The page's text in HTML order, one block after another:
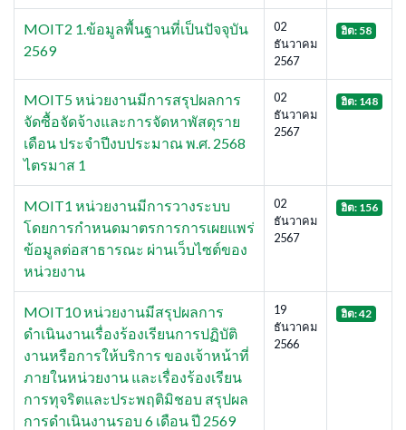
MOIT2 1.ข้อมูลพื้นฐานที่เป็นปัจจุบัน
2569
02
ธันวาคม
2567
ฮิต: 58
MOIT5 หน่วยงานมีการสรุปผลการ
จัดซื้อจัดจ้างและการจัดหาพัสดุราย
เดือน ประจำปีงบประมาณ พ.ศ. 2568
ไตรมาส 1
02
ธันวาคม
2567
ฮิต: 148
MOIT1 หน่วยงานมีการวางระบบ
โดยการกำหนดมาตรการการเผยแพร่
ข้อมูลต่อสาธารณะ ผ่านเว็บไซต์ของ
หน่วยงาน
02
ธันวาคม
2567
ฮิต: 156
MOIT10 หน่วยงานมีสรุปผลการ
ดำเนินงานเรื่องร้องเรียนการปฏิบัติ
งานหรือการให้บริการ ของเจ้าหน้าที่
ภายในหน่วยงาน และเรื่องร้องเรียน
การทุจริตและประพฤติมิชอบ สรุปผล
การดำเนินงานรอบ 6 เดือน ปี 2569
19
ธันวาคม
2566
ฮิต: 42